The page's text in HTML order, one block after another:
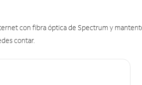
con fibra óptica de Spectrum y
contar.